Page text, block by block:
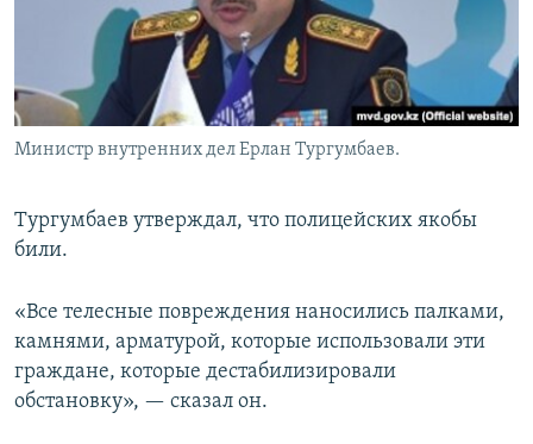
Министр внутренних дел Ерлан Тургумбаев.
Тургумбаев утверждал, что полицейских якобы
били.
«Все телесные повреждения наносились палками,
камнями, арматурой, которые использовали эти
граждане, которые дестабилизировали
обстановку», — сказал он.